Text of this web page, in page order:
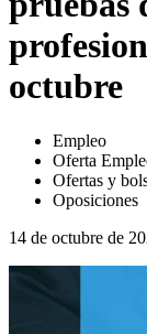
octubre
Empleo
Oferta
Ofertas y
Oposiciones
14 de octubre de